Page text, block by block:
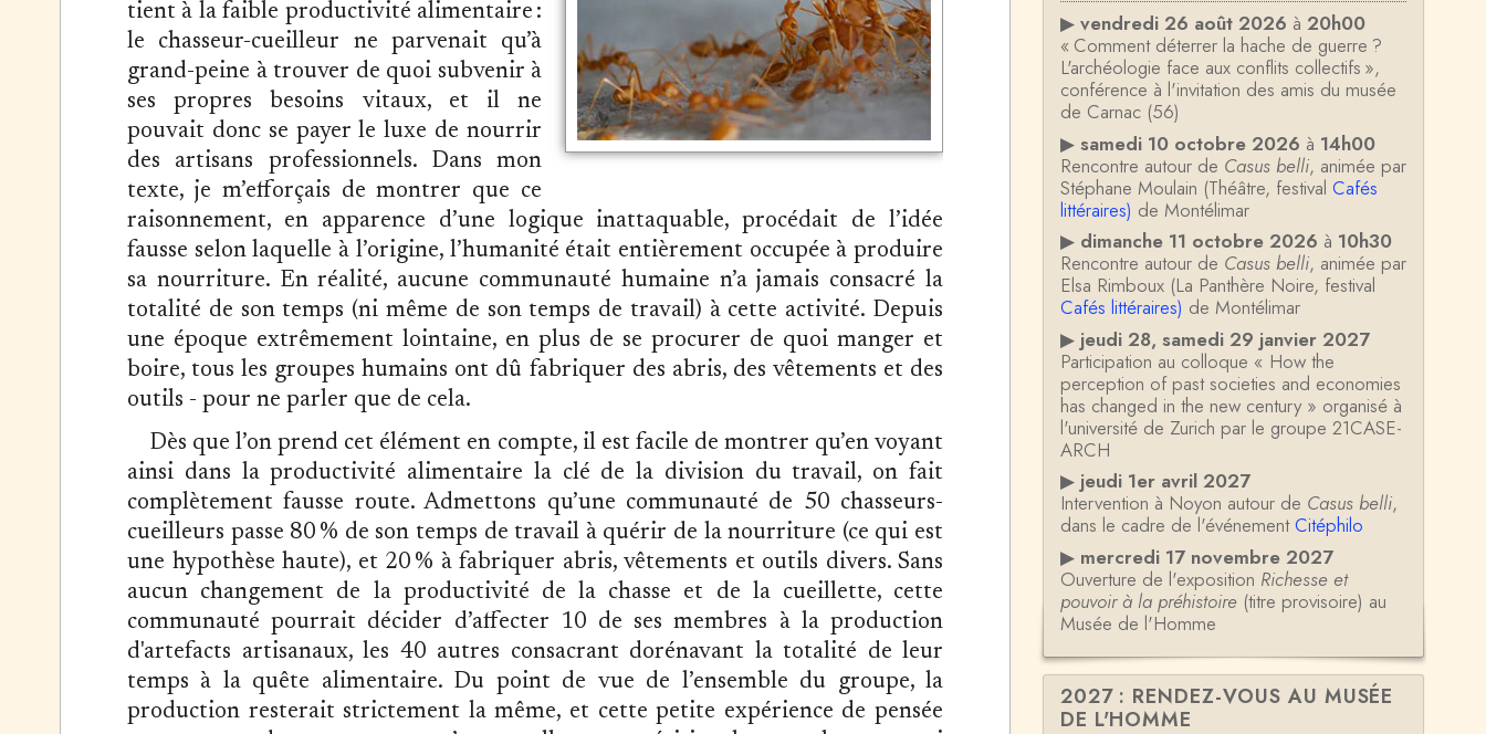
tient à la faible productivité alimentaire :
le chasseur-cueilleur ne parvenait qu’à
grand-peine à trouver de quoi subvenir à
ses propres besoins vitaux, et il ne
pouvait donc se payer le luxe de nourrir
des artisans professionnels. Dans mon
texte, je m’efforçais de montrer que ce
raisonnement, en apparence d’une logique inattaquable, procédait de l’idée
fausse selon laquelle à l’origine, l’humanité était entièrement occupée à produire
sa nourriture. En réalité, aucune communauté humaine n’a jamais consacré la
totalité de son temps (ni même de son temps de travail) à cette activité. Depuis
une époque extrêmement lointaine, en plus de se procurer de quoi manger et
boire, tous les groupes humains ont dû fabriquer des abris, des vêtements et des
outils - pour ne parler que de cela.
Dès que l’on prend cet élément en compte, il est facile de montrer qu’en voyant
ainsi dans la productivité alimentaire la clé de la division du travail, on fait
complètement fausse route. Admettons qu’une communauté de 50 chasseurs-
cueilleurs passe 80 % de son temps de travail à quérir de la nourriture (ce qui est
une hypothèse haute), et 20 % à fabriquer abris, vêtements et outils divers. Sans
aucun changement de la productivité de la chasse et de la cueillette, cette
communauté pourrait décider d’affecter 10 de ses membres à la production
d'artefacts artisanaux, les 40 autres consacrant dorénavant la totalité de leur
temps à la quête alimentaire. Du point de vue de l’ensemble du groupe, la
production resterait strictement la même, et cette petite expérience de pensée
▶ vendredi 26 août 2026 à 20h00
« Comment déterrer la hache de guerre ?
L'archéologie face aux conflits collectifs »,
conférence à l'invitation des amis du musée
de Carnac (56)
▶ samedi 10 octobre 2026 à 14h00
Rencontre autour de Casus belli, animée par
Stéphane Moulain (Théâtre, festival Cafés
littéraires) de Montélimar
▶ dimanche 11 octobre 2026 à 10h30
Rencontre autour de Casus belli, animée par
Elsa Rimboux (La Panthère Noire, festival
Cafés littéraires) de Montélimar
▶ jeudi 28, samedi 29 janvier 2027
Participation au colloque « How the
perception of past societies and economies
has changed in the new century » organisé à
l'université de Zurich par le groupe 21CASE-
ARCH
▶ jeudi 1er avril 2027
Intervention à Noyon autour de Casus belli,
dans le cadre de l'événementCitéphilo
▶ mercredi 17 novembre 2027
Ouverture de l'exposition Richesse et
pouvoir à la préhistoire(titre provisoire) au
Musée de l'Homme
2027 : RENDEZ-VOUS AU MUSÉE
DE L'HOMME